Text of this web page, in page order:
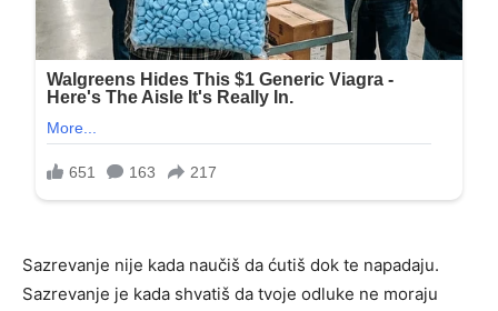
Sazrevanje nije kada naučiš da ćutiš dok te napadaju.
Sazrevanje je kada shvatiš da tvoje odluke ne moraju